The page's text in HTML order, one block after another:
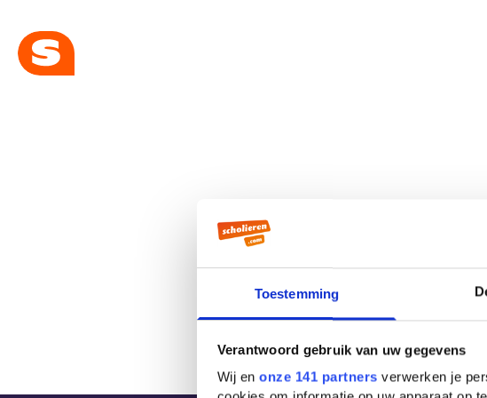
Toestemming
Verantwoord gebruik van uw gegevens
Wij en onze 141 partners verwerken je